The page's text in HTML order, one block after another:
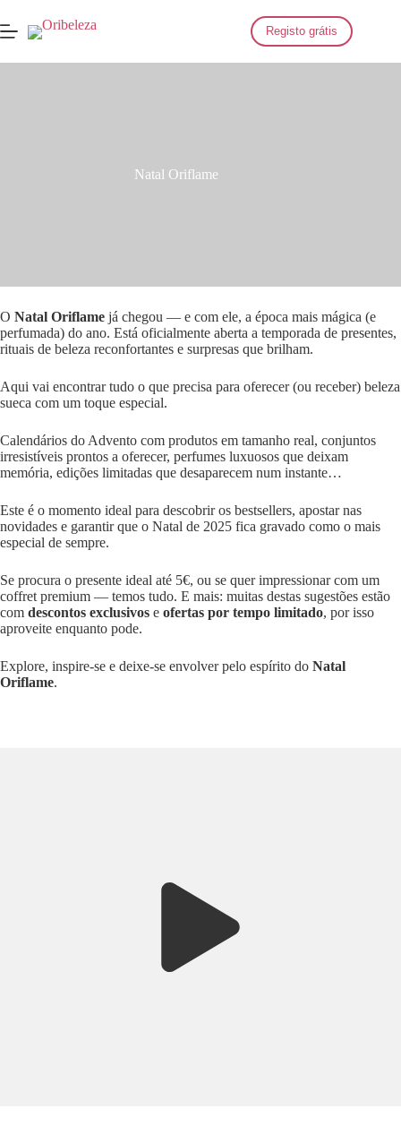
para
o
Registo grátis
Natal Oriflame
O Natal Oriflame já chegou — e com ele, a época mais mágica (e
perfumada) do ano. Está oficialmente aberta a temporada de presentes,
rituais de beleza reconfortantes e surpresas que brilham.
Aqui vai encontrar tudo o que precisa para oferecer (ou receber) beleza
sueca com um toque especial.
Calendários do Advento com produtos em tamanho real, conjuntos
irresistíveis prontos a oferecer, perfumes luxuosos que deixam
memória, edições limitadas que desaparecem num instante…
Este é o momento ideal para descobrir os bestsellers, apostar nas
novidades e garantir que o Natal de 2025 fica gravado como o mais
especial de sempre.
Se procura o presente ideal até 5€, ou se quer impressionar com um
coffret premium — temos tudo. E mais: muitas destas sugestões estão
com descontos exclusivos e ofertas por tempo limitado, por isso
aproveite enquanto pode.
Explore, inspire-se e deixe-se envolver pelo espírito do Natal
Oriflame.